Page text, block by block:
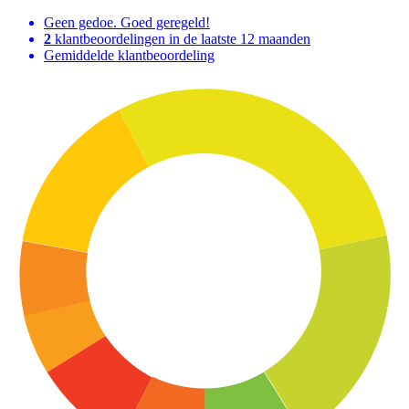
Geen gedoe. Goed geregeld!
2 klantbeoordelingen in de laatste 12 maanden
Gemiddelde klantbeoordeling